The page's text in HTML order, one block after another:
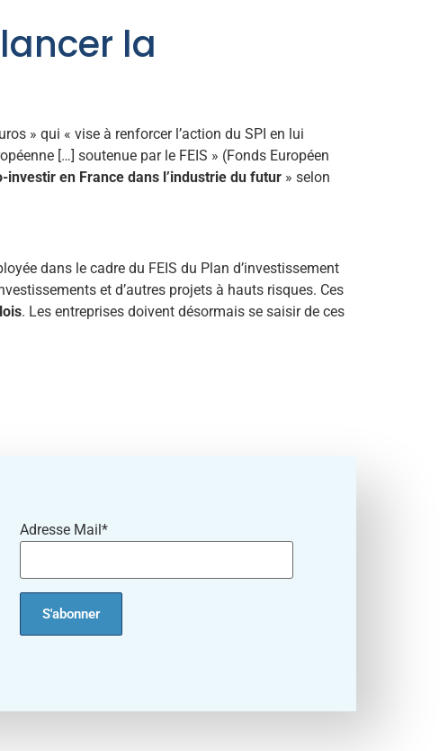
la
» qui « vise à renforcer l’action du SPI en lui
[…] soutenue par le FEIS » (Fonds Européen
investir en France dans l’industrie du futur » selon
dans le cadre du FEIS du Plan d’investissement
et d’autres projets à hauts risques. Ces
. Les entreprises doivent désormais se saisir de ces
Adresse Mail*